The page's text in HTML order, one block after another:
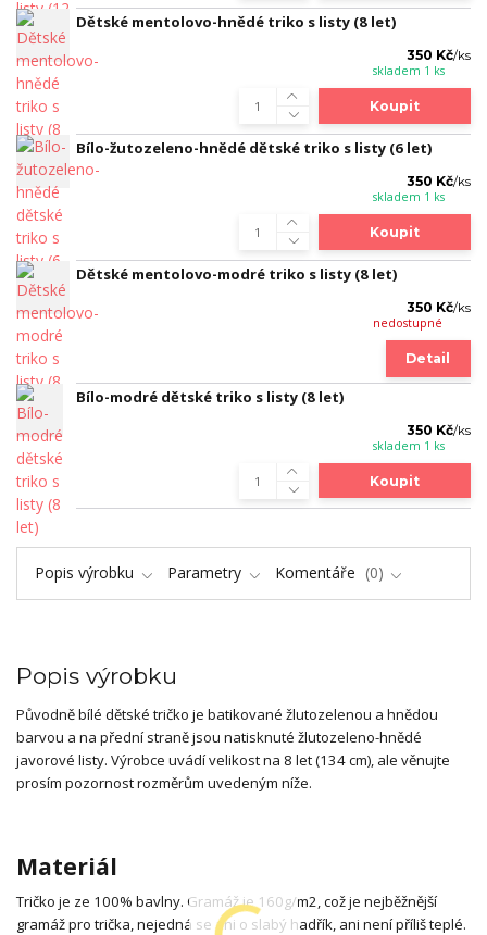
Dětské mentolovo-hnědé triko s listy (8 let)
350 Kč/ks
skladem 1 ks
Koupit
Bílo-žutozeleno-hnědé dětské triko s listy (6 let)
350 Kč/ks
skladem 1 ks
Koupit
Dětské mentolovo-modré triko s listy (8 let)
350 Kč/ks
nedostupné
Detail
Bílo-modré dětské triko s listy (8 let)
350 Kč/ks
skladem 1 ks
Koupit
Popis výrobku Parametry Komentáře 0
Popis výrobku
Původně bílé dětské tričko je batikované žlutozelenou a hnědou
barvou a na přední straně jsou natisknuté žlutozeleno-hnědé
javorové listy. Výrobce uvádí velikost na 8 let (134 cm), ale věnujte
prosím pozornost rozměrům uvedeným níže.
Materiál
Tričko je ze 100% bavlny. Gramáž je 160g/m2, což je nejběžnější
gramáž pro trička, nejedná se ani o slabý hadřík, ani není příliš teplé.